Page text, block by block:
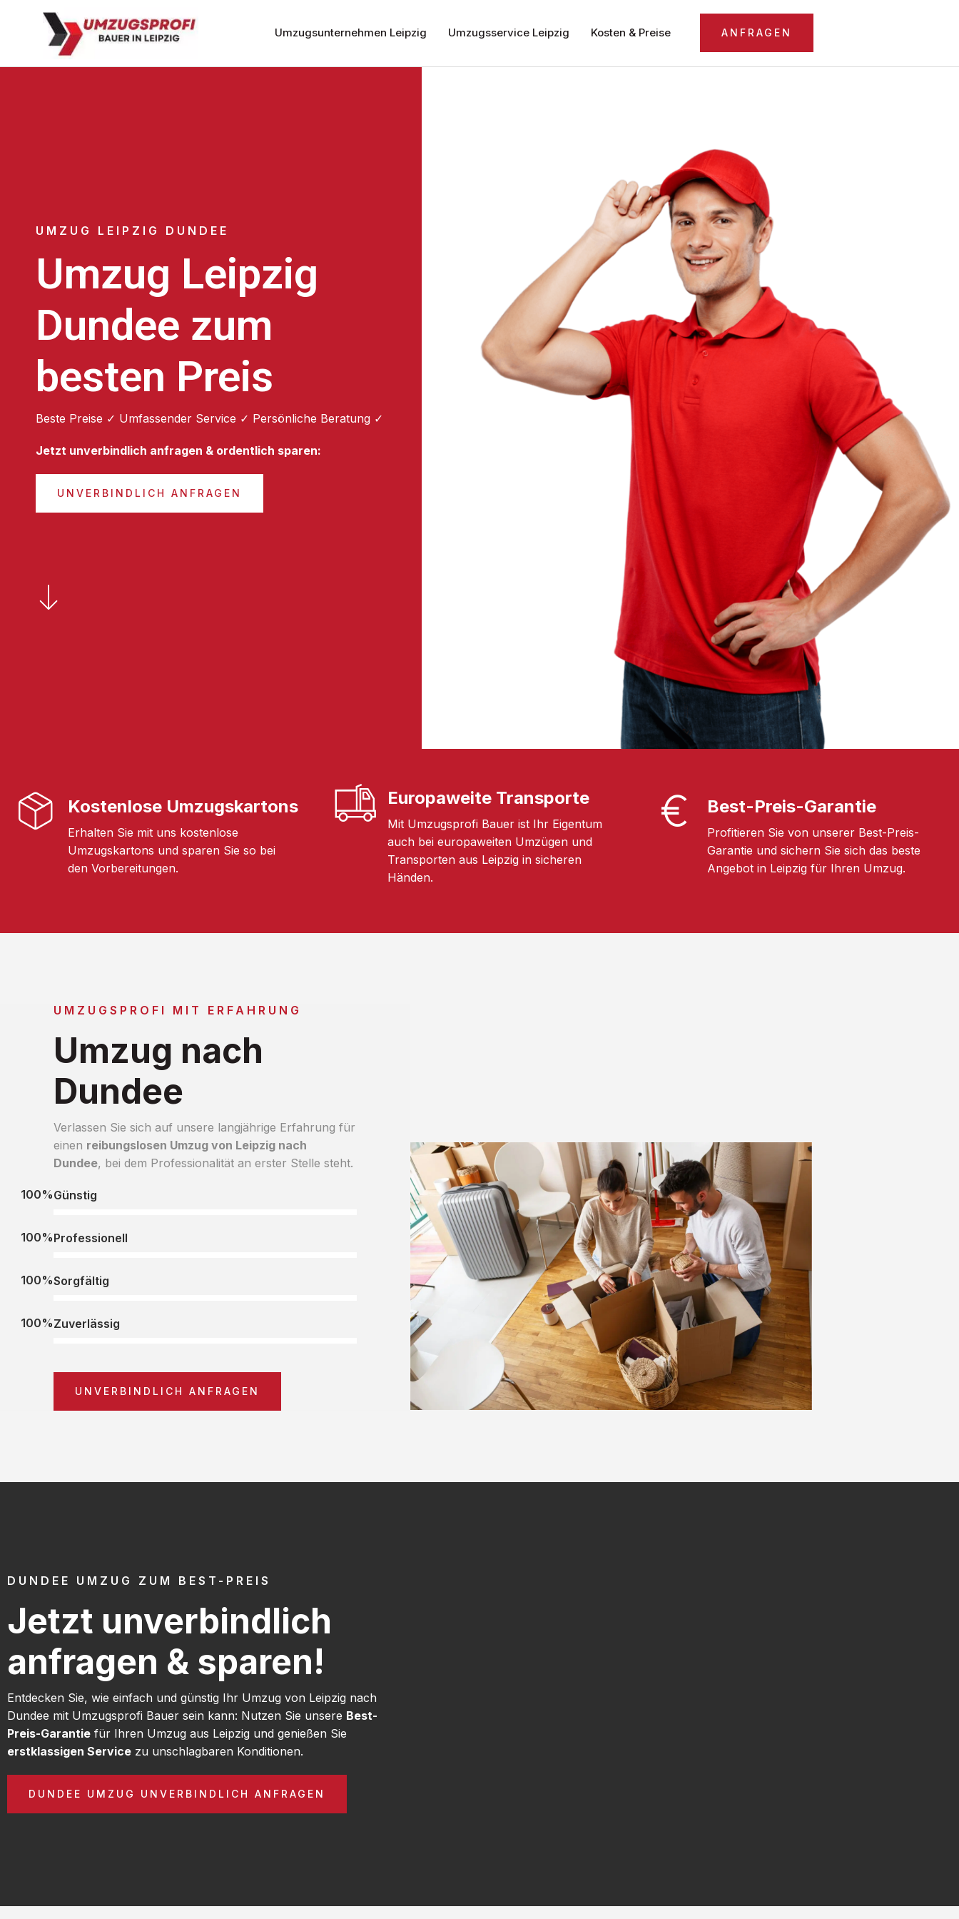
Umzugsunternehmen Leipzig Umzugsservice Leipzig Kosten & Preise ANFRAGEN
UMZUG LEIPZIG DUNDEE
Umzug Leipzig
Dundee zum
besten Preis
Beste Preise ✓ Umfassender Service ✓ Persönliche Beratung ✓
Jetzt unverbindlich anfragen & ordentlich sparen:
UNVERBINDLICH ANFRAGEN
Kostenlose Umzugskartons
Erhalten Sie mit uns kostenlose
Umzugskartons und sparen Sie so bei
den Vorbereitungen.
Europaweite Transporte
Mit Umzugsprofi Bauer ist Ihr Eigentum
auch bei europaweiten Umzügen und
Transporten aus Leipzig in sicheren
Händen.
Best-Preis-Garantie
Profitieren Sie von unserer Best-Preis-
Garantie und sichern Sie sich das beste
Angebot in Leipzig für Ihren Umzug.
UMZUGSPROFI MIT ERFAHRUNG
Umzug nach
Dundee
Verlassen Sie sich auf unsere langjährige Erfahrung für
einen reibungslosen Umzug von Leipzig nach
Dundee, bei dem Professionalität an erster Stelle steht.
Günstig
100%
Professionell
100%
Sorgfältig
100%
Zuverlässig
100%
UNVERBINDLICH ANFRAGEN
DUNDEE UMZUG ZUM BEST-PREIS
Jetzt unverbindlich
anfragen & sparen!
Entdecken Sie, wie einfach und günstig Ihr Umzug von Leipzig nach
Dundee mit Umzugsprofi Bauer sein kann: Nutzen Sie unsere Best-
Preis-Garantie für Ihren Umzug aus Leipzig und genießen Sie
erstklassigen Service zu unschlagbaren Konditionen.
DUNDEE UMZUG UNVERBINDLICH ANFRAGEN